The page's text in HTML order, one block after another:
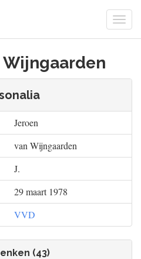
Wijngaarden
Jeroen
van Wijngaarden
J.
29 maart 1978
VVD
(43)